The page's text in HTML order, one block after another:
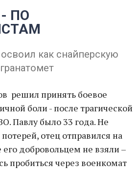
ПО
как снайперскую
решил принять боевое
боли - после трагической
Павлу было 33 года. Не
отец отправился на
его добровольцем не взяли –
пробиться через военкомат